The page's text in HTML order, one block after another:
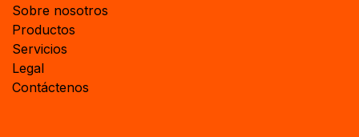
Sobre nosotros
Productos
Servicios
Legal
Contáctenos